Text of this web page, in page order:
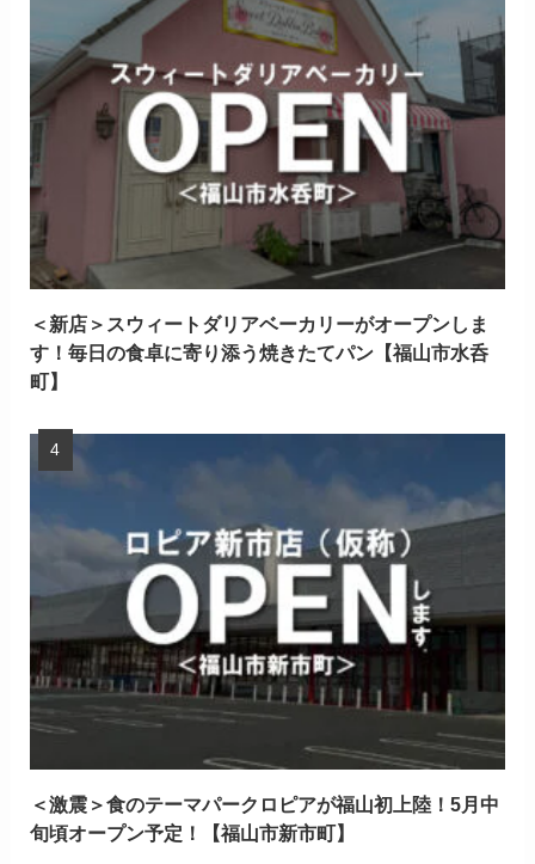
＜新店＞スウィートダリアベーカリーがオープンしま
す！毎日の食卓に寄り添う焼きたてパン【福山市水呑
町】
＜激震＞食のテーマパークロピアが福山初上陸！5月中
旬頃オープン予定！【福山市新市町】